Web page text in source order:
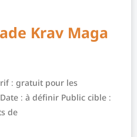
Krav Maga
: gratuit pour les
: à définir Public cible :
de